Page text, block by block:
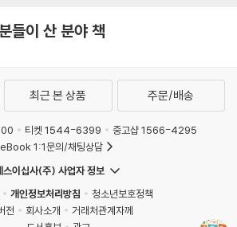
를 짚어 본다. 주요 재료의 영양 정보를 담아 떡
보는 한편, 사람들이 매운 음식을 먹는 이유, 떡볶
그릇에 책 백 권의 이야기가 담겼다는 것을 깨닫
헌 및 그림 자료, 사진 자료를 실어, 볼거리도 풍
장만으로 쉽게 만들어 파는 떡볶이가 많은 탓에
리기도 한다. 하지만 제대로 만든다면 영양 가득
볶이 한 그릇을 자세히 들여다보면 알 수 있다. 떡
들이 산 분야 책
최근 본 상품 주문/배송
티켓 1544-6399
중고샵 1566-4295
eBook 1:1문의/채팅상담
스이십사(주) 사업자 정보
개인정보처리방침
청소년보호정책
전
회사소개
거래처관계자께